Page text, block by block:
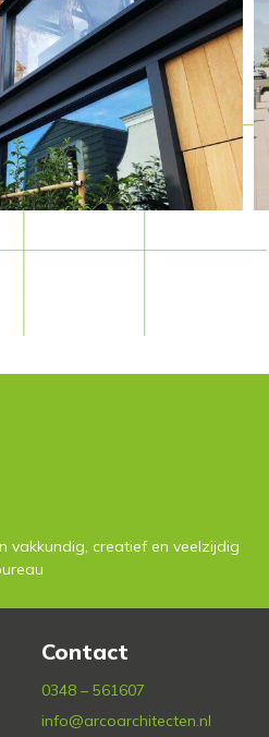
vakkundig, creatief en veelzijdig
Contact
0348 – 561607
info@arcoarchitecten.nl